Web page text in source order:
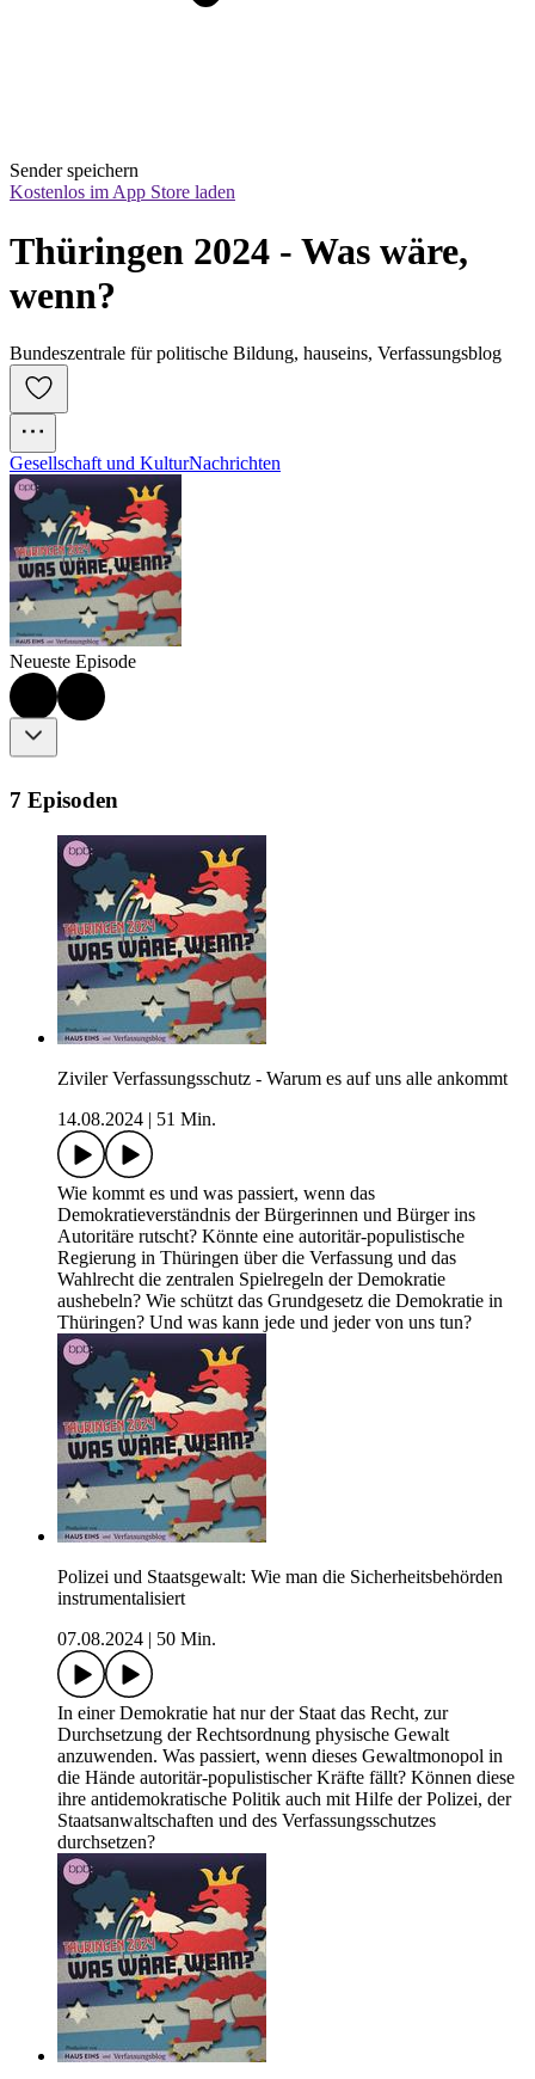
Sender speichern
Kostenlos im App Store laden
Thüringen 2024 - Was wäre,
wenn?
Bundeszentrale für politische Bildung, hauseins, Verfassungsblog
Gesellschaft und KulturNachrichten
Neueste Episode
7 Episoden
Ziviler Verfassungsschutz - Warum es auf uns alle ankommt
14.08.2024
51 Min.
Wie kommt es und was passiert, wenn das
Demokratieverständnis der Bürgerinnen und Bürger ins
Autoritäre rutscht? Könnte eine autoritär-populistische
Regierung in Thüringen über die Verfassung und das
Wahlrecht die zentralen Spielregeln der Demokratie
aushebeln? Wie schützt das Grundgesetz die Demokratie in
Thüringen? Und was kann jede und jeder von uns tun?
Polizei und Staatsgewalt: Wie man die Sicherheitsbehörden
instrumentalisiert
07.08.2024
50 Min.
In einer Demokratie hat nur der Staat das Recht, zur
Durchsetzung der Rechtsordnung physische Gewalt
anzuwenden. Was passiert, wenn dieses Gewaltmonopol in
die Hände autoritär-populistischer Kräfte fällt? Können diese
ihre antidemokratische Politik auch mit Hilfe der Polizei, der
Staatsanwaltschaften und des Verfassungsschutzes
durchsetzen?